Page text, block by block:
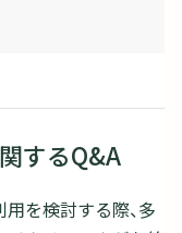
するQ&A
を検討する際、多